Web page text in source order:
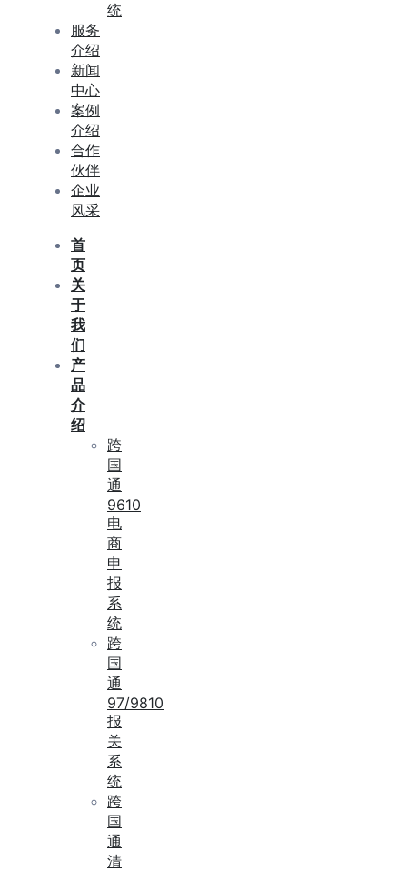
统
服务
介绍
新闻
中心
案例
介绍
合作
伙伴
企业
风采
首
页
关
于
我
们
产
品
介
绍
跨
国
通
9610
电
商
申
报
系
统
跨
国
通
97/9810
报
关
系
统
跨
国
通
清